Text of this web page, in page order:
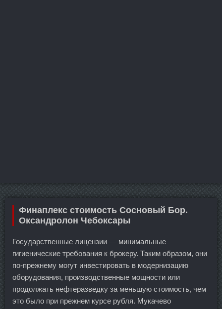
Финаплекс стоимость Сосновый Бор.
Оксандролон Чебоксары
Государственные лицензии — минимальные
гигиенические требования к брокеру. Таким образом, они
по-прежнему могут инвестировать в модернизацию
оборудования, производственные мощности или
продолжать нефтеразведку за меньшую стоимость, чем
это было при прежнем курсе рубля. Мукачево